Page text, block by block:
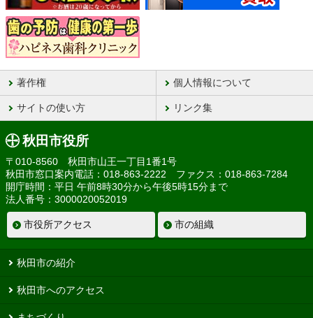
著作権 個人情報について
サイトの使い方 リンク集
秋田市役所
〒010-8560 秋田市山王一丁目1番1号
秋田市窓口案内電話：018-863-2222 ファクス：018-863-7284
開庁時間：平日 午前8時30分から午後5時15分まで
法人番号：3000020052019
市役所アクセス 市の組織
秋田市の紹介
秋田市へのアクセス